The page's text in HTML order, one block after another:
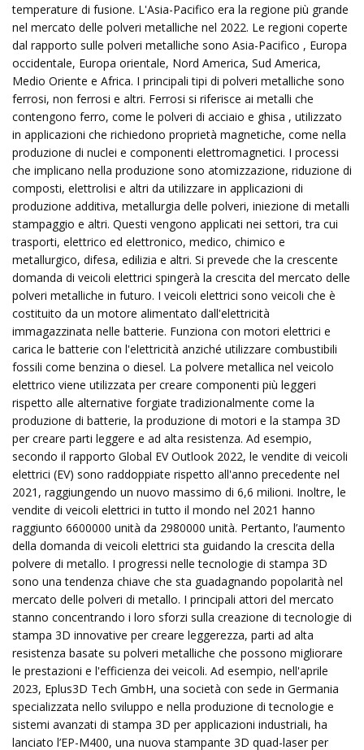
temperature di fusione. L'Asia-Pacifico era la regione più grande
nel mercato delle polveri metalliche nel 2022. Le regioni coperte
dal rapporto sulle polveri metalliche sono Asia-Pacifico , Europa
occidentale, Europa orientale, Nord America, Sud America,
Medio Oriente e Africa. I principali tipi di polveri metalliche sono
ferrosi, non ferrosi e altri. Ferrosi si riferisce ai metalli che
contengono ferro, come le polveri di acciaio e ghisa , utilizzato
in applicazioni che richiedono proprietà magnetiche, come nella
produzione di nuclei e componenti elettromagnetici. I processi
che implicano nella produzione sono atomizzazione, riduzione di
composti, elettrolisi e altri da utilizzare in applicazioni di
produzione additiva, metallurgia delle polveri, iniezione di metalli
stampaggio e altri. Questi vengono applicati nei settori, tra cui
trasporti, elettrico ed elettronico, medico, chimico e
metallurgico, difesa, edilizia e altri. Si prevede che la crescente
domanda di veicoli elettrici spingerà la crescita del mercato delle
polveri metalliche in futuro. I veicoli elettrici sono veicoli che è
costituito da un motore alimentato dall'elettricità
immagazzinata nelle batterie. Funziona con motori elettrici e
carica le batterie con l'elettricità anziché utilizzare combustibili
fossili come benzina o diesel. La polvere metallica nel veicolo
elettrico viene utilizzata per creare componenti più leggeri
rispetto alle alternative forgiate tradizionalmente come la
produzione di batterie, la produzione di motori e la stampa 3D
per creare parti leggere e ad alta resistenza. Ad esempio,
secondo il rapporto Global EV Outlook 2022, le vendite di veicoli
elettrici (EV) sono raddoppiate rispetto all'anno precedente nel
2021, raggiungendo un nuovo massimo di 6,6 milioni. Inoltre, le
vendite di veicoli elettrici in tutto il mondo nel 2021 hanno
raggiunto 6600000 unità da 2980000 unità. Pertanto, l’aumento
della domanda di veicoli elettrici sta guidando la crescita della
polvere di metallo. I progressi nelle tecnologie di stampa 3D
sono una tendenza chiave che sta guadagnando popolarità nel
mercato delle polveri di metallo. I principali attori del mercato
stanno concentrando i loro sforzi sulla creazione di tecnologie di
stampa 3D innovative per creare leggerezza, parti ad alta
resistenza basate su polveri metalliche che possono migliorare
le prestazioni e l'efficienza dei veicoli. Ad esempio, nell'aprile
2023, Eplus3D Tech GmbH, una società con sede in Germania
specializzata nello sviluppo e nella produzione di tecnologie e
sistemi avanzati di stampa 3D per applicazioni industriali, ha
lanciato l’EP-M400, una nuova stampante 3D quad-laser per